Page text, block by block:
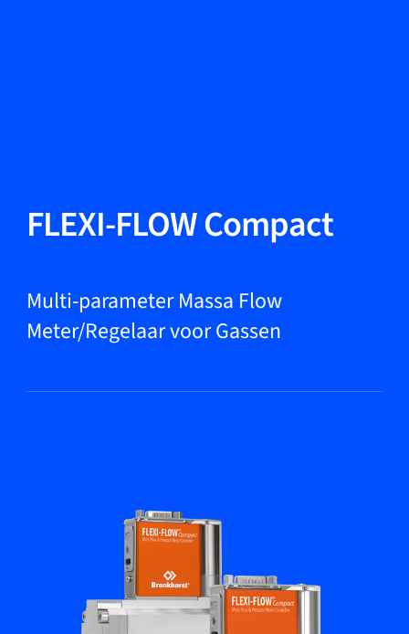
Producten
Markets
Bronkhorst
FLEXI-FLOW Compact
Multi-parameter Massa Flow
Meter/Regelaar voor Gassen